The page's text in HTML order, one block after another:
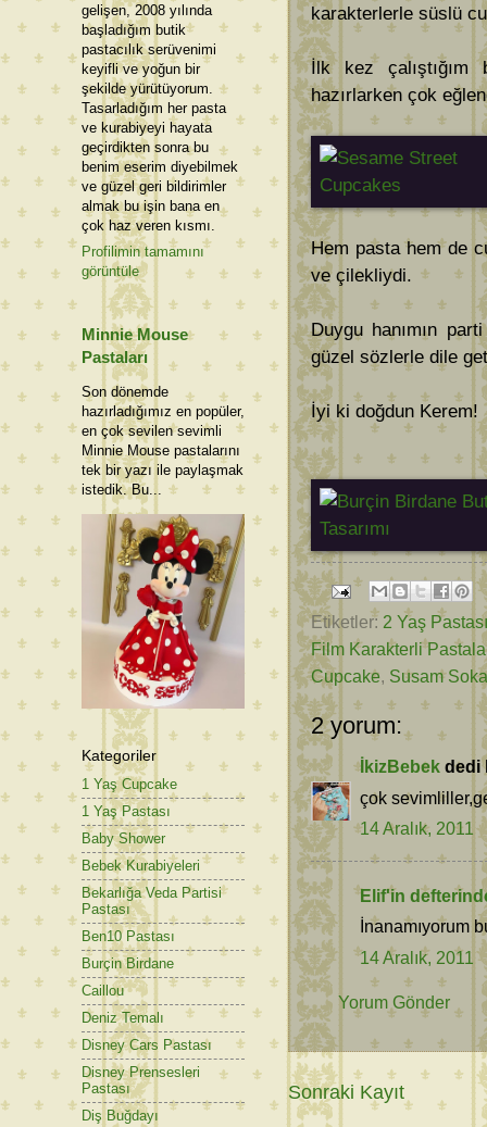
karakterlerle süslü
İlk kez çalıştığım
hazırlarken çok
Hem pasta hem de
ve çilekliydi.
Duygu hanımın
güzel sözlerle dile
İyi ki doğdun Kerem!
Etiketler: 2 Yaş Pastası
Film Karakterli
Cupcake, Susam
2 yorum:
İkizBebek dedi
çok
14 Aralık, 2011
Elif'in
İnanamıyorum
14 Aralık, 2011
Yorum Gönder
Sonraki Kayıt
gelişen, 2008 yılında
başladığım butik
pastacılık serüvenimi
keyifli ve yoğun bir
şekilde yürütüyorum.
Tasarladığım her pasta
ve kurabiyeyi hayata
geçirdikten sonra bu
benim eserim diyebilmek
ve güzel geri bildirimler
almak bu işin bana en
çok haz veren kısmı.
Profilimin tamamını
görüntüle
Minnie Mouse
Pastaları
Son dönemde
hazırladığımız en popüler,
en çok sevilen sevimli
Minnie Mouse pastalarını
tek bir yazı ile paylaşmak
istedik. Bu...
Kategoriler
1 Yaş Cupcake
1 Yaş Pastası
Baby Shower
Bebek Kurabiyeleri
Bekarlığa Veda Partisi
Pastası
Ben10 Pastası
Burçin Birdane
Caillou
Deniz Temalı
Disney Cars Pastası
Disney Prensesleri
Pastası
Diş Buğdayı